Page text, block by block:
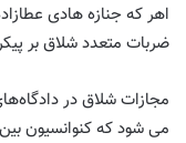
اهر که جنازه هادی
ضربات متعدد شلاق بر
مجازات شلاق در
می شود که کنوانسیون